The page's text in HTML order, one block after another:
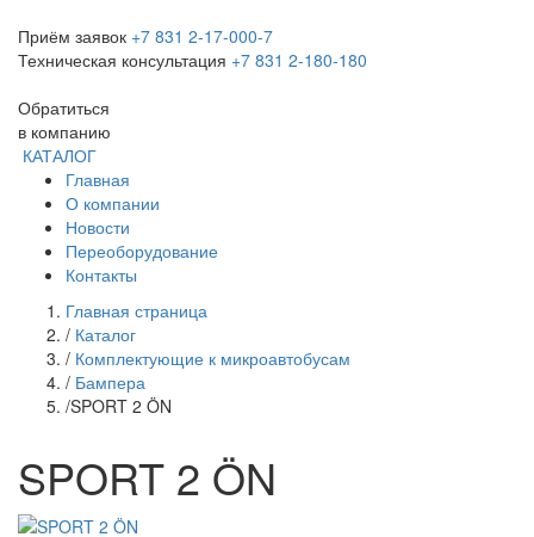
Приём заявок +7 831 2-17-000-7
Техническая консультация +7 831 2-180-180
Обратиться
в компанию
КАТАЛОГ
Главная
О компании
Новости
Переоборудование
Контакты
Главная страница
/ Каталог
/ Комплектующие к микроавтобусам
/ Бампера
/SPORT 2 ÖN
SPORT 2 ÖN